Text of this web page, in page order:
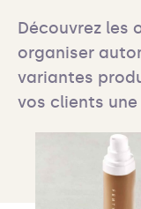
Découvrez les
organiser
variantes
vos clients